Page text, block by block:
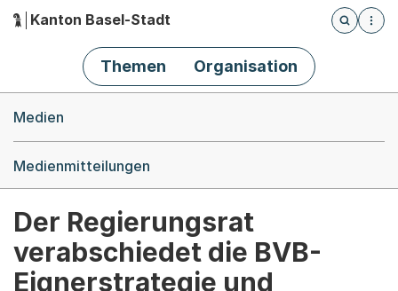
Hauptnavigation
Kanton Basel-Stadt
Öffnet
Themen Organisation
Medien
Medienmitteilungen
Der Regierungsrat
verabschiedet die BVB-
Eignerstrategie und